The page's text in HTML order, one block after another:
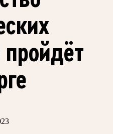
пройдёт